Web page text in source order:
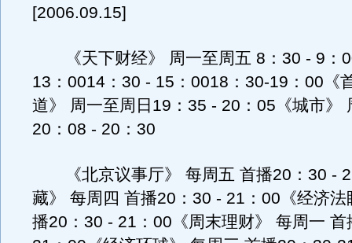
[2006.09.15]
《天下财经》 周一至周五 8：30 - 9：
13：0014：30 - 15：0018：30-19：00《
道》 周一至周日19：35 - 20：05《城市》
20：08 - 20：30
《北京议事厅》 每周五 首播20：30 -
藏》 每周四 首播20：30 - 21：00《经济法
播20：30 - 21：00《周末理财》 每周一 首